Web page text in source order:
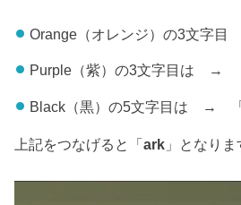
Orange（オレンジ）の3文字
Purple（紫）の3文字目は →
Black（黒）の5文字目は → 「
上記をつなげると「ark 」となりま